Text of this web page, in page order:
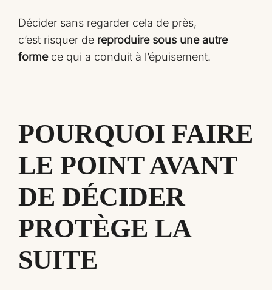
Décider sans regarder cela de près,
c’est risquer de reproduire sous une autre
formece qui a conduit à l’épuisement.
POURQUOI FAIRE
LE POINT AVANT
DE DÉCIDER
PROTÈGE LA
SUITE